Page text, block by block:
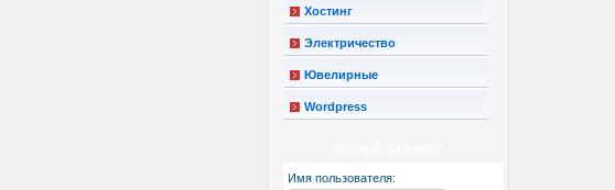
Хостинг
Электричество
Ювелирные
Wordpress
Имя пользователя: